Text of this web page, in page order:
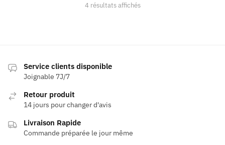
du
être
4 résultats affichés
Service clients disponible
Joignable 7J/7
Retour produit
14 jours pour changer d'avis
Livraison Rapide
Commande préparée le jour même